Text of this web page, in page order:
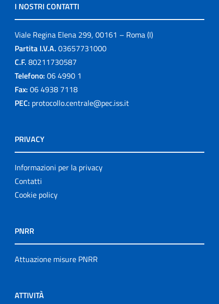
I NOSTRI CONTATTI
Viale Regina Elena 299, 00161 – Roma (I)
Partita I.V.A. 03657731000
C.F. 80211730587
Telefono: 06 4990 1
Fax: 06 4938 7118
PEC: protocollo.centrale@pec.iss.it
PRIVACY
Informazioni per la privacy
Contatti
Cookie policy
PNRR
Attuazione misure PNRR
ATTIVITÀ